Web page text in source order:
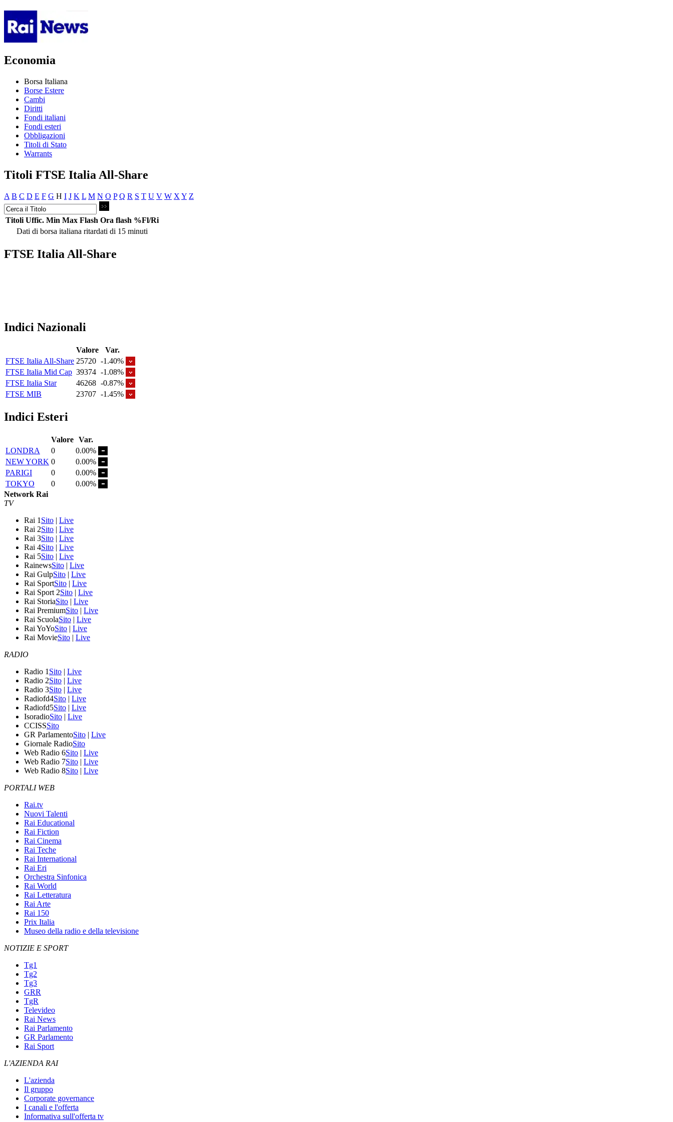
Economia
Borsa Italiana
Borse Estere
Cambi
Diritti
Fondi italiani
Fondi esteri
Obbligazioni
Titoli di Stato
Warrants
Titoli FTSE Italia All-Share
A B C D E F G H I J K L M N O P Q R S T U V W X Y Z
Titoli Uffic. Min Max Flash Ora flash %Fl/Ri
Dati di borsa italiana ritardati di 15 minuti
FTSE Italia All-Share
Indici Nazionali
Valore
Var.
FTSE Italia All-Share 25720 -1.40%
FTSE Italia Mid Cap 39374 -1.08%
FTSE Italia Star
46268 -0.87%
FTSE MIB
23707 -1.45%
Indici Esteri
Valore Var.
LONDRA
0
0.00%
NEW YORK 0
0.00%
PARIGI
0
0.00%
TOKYO
0
0.00%
Network Rai
TV
Rai 1 Sito | Live
Rai 2Sito | Live
Rai 3Sito | Live
Rai 4Sito | Live
Rai 5Sito | Live
RainewsSito | Live
Rai GulpSito | Live
Rai SportSito | Live
Rai Sport 2Sito | Live
Rai StoriaSito | Live
Rai PremiumSito | Live
Rai ScuolaSito | Live
Rai YoYoSito | Live
Rai MovieSito | Live
RADIO
Radio 1 Sito | Live
Radio 2Sito | Live
Radio 3Sito | Live
Radiofd4Sito | Live
Radiofd5Sito | Live
IsoradioSito | Live
CCISSSito
GR ParlamentoSito | Live
Giornale RadioSito
Web Radio 6Sito | Live
Web Radio 7Sito | Live
Web Radio 8Sito | Live
PORTALI WEB
Rai.tv
Nuovi Talenti
Rai Educational
Rai Fiction
Rai Cinema
Rai Teche
Rai International
Rai Eri
Orchestra Sinfonica
Rai World
Rai Letteratura
Rai Arte
Rai 150
Prix Italia
Museo della radio e della televisione
NOTIZIE E SPORT
Tg1
Tg2
Tg3
GRR
TgR
Televideo
Rai News
Rai Parlamento
GR Parlamento
Rai Sport
L'AZIENDA RAI
L'azienda
Il gruppo
Corporate governance
I canali e l'offerta
Informativa sull'offerta tv